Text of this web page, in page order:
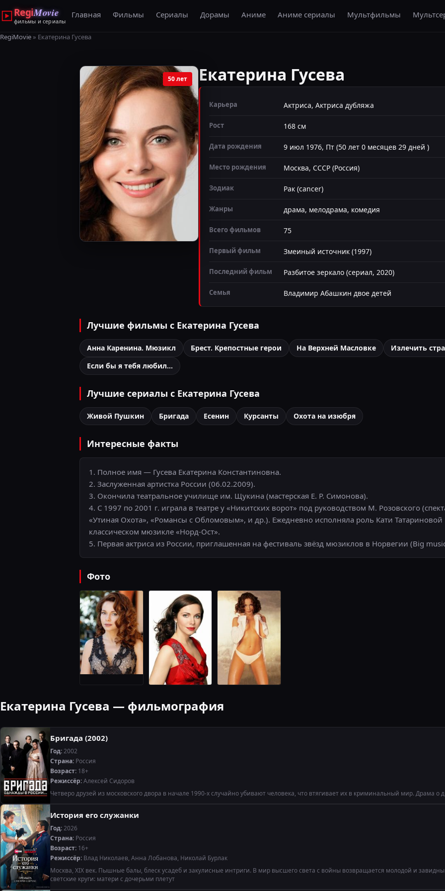
RegiMovie
фильмы и сериалы
Главная Фильмы Сериалы Дорамы Аниме Аниме сериалы Мультфильмы
RegiMovie» Екатерина Гусева
50 лет Екатерина Гусева
Карьера Актриса, Актриса дубляжа
Рост 168 см
Дата рождения 9 июл 1976, Пт (50 лет 0 месяцев 29 дней )
Место рождения Москва, СССР (Россия)
Зодиак Рак (cancer)
Жанры драма, мелодрама, комедия
Всего фильмов 75
Первый фильм Змеиный источник (1997)
Последний фильм Разбитое зеркало (сериал, 2020)
Семья Владимир Абашкин двое детей
Лучшие фильмы с Екатерина Гусева
Анна Каренина. Мюзикл Брест. Крепостные герои На Верхней Масловке
Излечить
Если бы я тебя любил...
Лучшие сериалы с Екатерина Гусева
Живой Пушкин Бригада Есенин Курсанты Охота на изюбря
Интересные факты
1. Полное имя — Гусева Екатерина Константиновна.
2. Заслуженная артистка России (06.02.2009).
3. Окончила театральное училище им. Щукина (мастерская Е. Р. Симонова).
4. С 1997 по 2001 г. играла в театре у «Никитских ворот» под руководством М. Розовского
«Утиная Охота», «Романсы с Обломовым», и др.). Ежедневно исполняла роль Кати Татариновой
классическом мюзикле «Норд-Ост».
5. Первая актриса из России, приглашенная на фестиваль звёзд мюзиклов в Норвегии (Big
Фото
Екатерина Гусева — фильмография
Бригада (2002)
Год:2002
Страна: Россия
Возраст: 18+
Режиссёр:Алексей Сидоров
Четверо друзей из московского двора в начале 1990-х случайно убивают человека, что втягивает их в криминальный мир. Драма о
История его служанки
Год:2026
Страна: Россия
Возраст: 16+
Режиссёр: Влад Николаев, Анна Лобанова, Николай Бурлак
Москва, XIX век. Пышные балы, блеск усадеб и закулисные интриги. В мир высшего света с войны возвращается молодой и
светские круги: матери с дочерьми плетут